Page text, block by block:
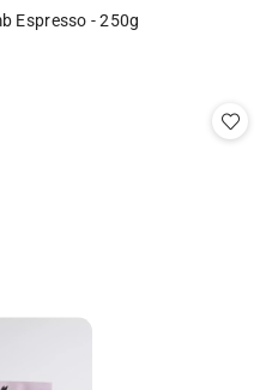
Espresso - 250g